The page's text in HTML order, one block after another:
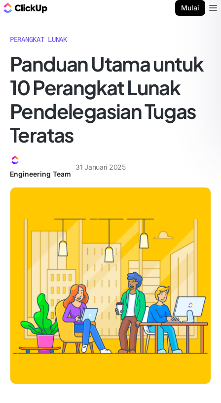
Mulai
PERANGKAT LUNAK
Panduan Utama untuk
10 Perangkat Lunak
Pendelegasian Tugas
Teratas
Engineering Team
31 Januari 2025